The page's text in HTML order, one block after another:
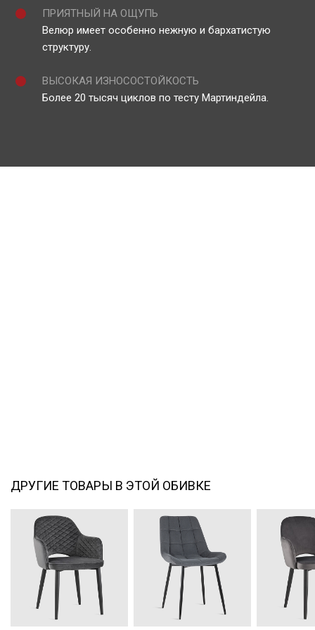
ПРИЯТНЫЙ НА ОЩУПЬ
Велюр имеет особенно нежную и бархатистую
структуру.
ВЫСОКАЯ ИЗНОСОСТОЙКОСТЬ
Более 20 тысяч циклов по тесту Мартиндейла.
ДРУГИЕ ТОВАРЫ В ЭТОЙ ОБИВКЕ